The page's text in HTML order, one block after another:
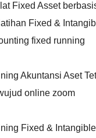
Fixed Asset
Fixed &
fixed running
Akuntansi Aset
online zoom
Fixed &